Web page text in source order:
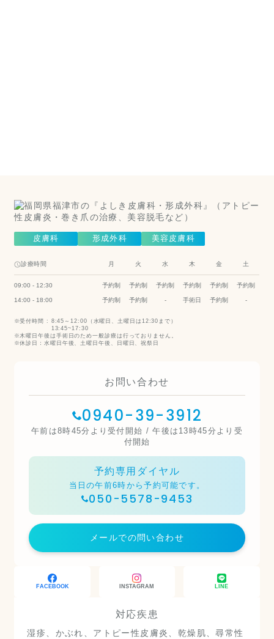
皮膚科 形成外科 美容皮膚科
診療時間 月 火 水 木 金 土
09:00 - 12:30 予約制 予約制 予約制 予約制 予約制 予約制
14:00 - 18:00 予約制 予約制 - 手術日 予約制 -
受付時間 : 8:45～12:00（水曜日、土曜日は12:30まで）
13:45~17:30
木曜日午後は手術日のため一般診療は行っておりません。
休診日：水曜日午後、土曜日午後、日曜日、祝祭日
お問い合わせ
0940-39-3912
午前は8時45分より受付開始 / 午後は13時45分より受
付開始
予約専用ダイヤル
当日の午前6時から予約可能です。
050-5578-9453
メールでの問い合わせ
FACEBOOK INSTAGRAM LINE
対応疾患
湿疹、かぶれ、アトピー性皮膚炎、乾燥肌、尋常性